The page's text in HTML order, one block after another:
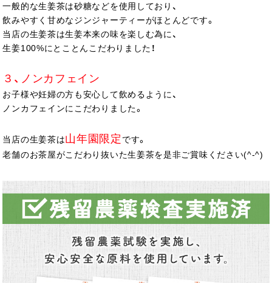
一般的な生姜茶は砂糖などを使用しており、
飲みやすく甘めなジンジャーティーがほとんどです。
当店の生姜茶は生姜本来の味を楽しむ為に、
生姜100%にとことんこだわりました！
３、ノンカフェイン
お子様や妊婦の方も安心して飲めるように、
ノンカフェインにこだわりました。
当店の生姜茶は山年園限定 です。
老舗のお茶屋がこだわり抜いた生姜茶を是非ご賞味ください(^-^)